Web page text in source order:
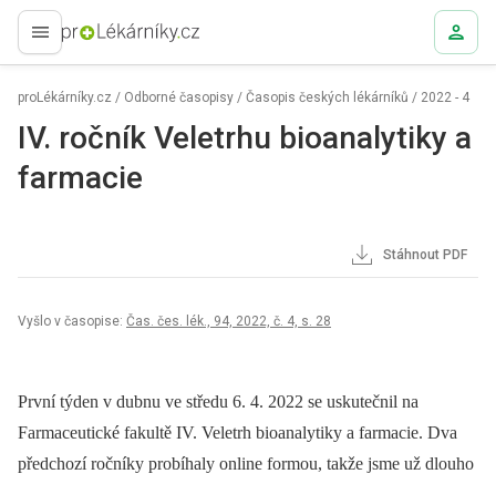
proLékaře.cz
proLékárníky.cz / Odborné časopisy / Časopis českých lékárníků / 2022 - 4
IV. ročník Veletrhu bioanalytiky a
farmacie
Stáhnout PDF
Vyšlo v časopise: Čas. čes. lék., 94, 2022, č. 4, s. 28
První týden v dubnu ve středu 6. 4. 2022 se uskutečnil na
Farmaceutické fakultě IV. Veletrh bioanalytiky a farmacie. Dva
předchozí ročníky probíhaly online formou, takže jsme už dlouho